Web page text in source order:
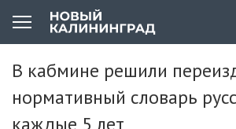
В кабмине решили
нормативный словарь
каждые 5 лет